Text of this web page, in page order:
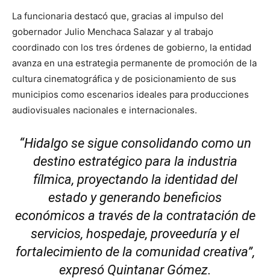
La funcionaria destacó que, gracias al impulso del
gobernador Julio Menchaca Salazar y al trabajo
coordinado con los tres órdenes de gobierno, la entidad
avanza en una estrategia permanente de promoción de la
cultura cinematográfica y de posicionamiento de sus
municipios como escenarios ideales para producciones
audiovisuales nacionales e internacionales.
“Hidalgo se sigue consolidando como un
destino estratégico para la industria
fílmica, proyectando la identidad del
estado y generando beneficios
económicos a través de la contratación de
servicios, hospedaje, proveeduría y el
fortalecimiento de la comunidad creativa”,
expresó Quintanar Gómez.